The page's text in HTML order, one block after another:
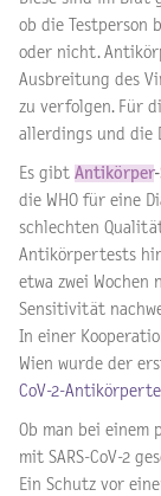
ob die Testperson
oder nicht.
Ausbreitung des
zu verfolgen. Für
allerdings und die
Es gibt Antikörper
die WHO für eine
schlechten
Antikörpertests
etwa zwei
Sensitivität
In einer
Wien wurde der
CoV-2-
Ob man bei
mit SARS-CoV-2
Ein Schutz vor